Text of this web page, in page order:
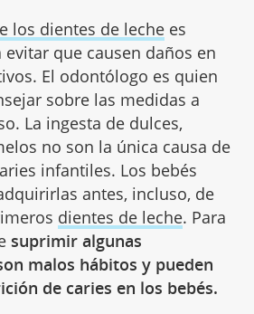
los dientes de lechees
que causen daños en
El odontólogo es quien
sobre las medidas a
La ingesta de dulces,
no son la única causa de
infantiles. Los bebés
antes, incluso, de
dientes de leche. Para
suprimir algunas
malos hábitos y pueden
de caries en los bebés.